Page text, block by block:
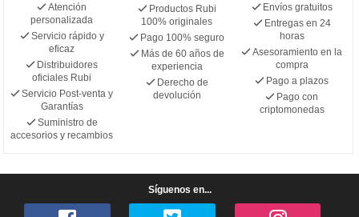
Atención
personalizada
Servicio rápido y
eficaz
Distribuidores
oficiales Rubi
Servicio Post-venta y
Garantías
Suministro de
accesorios y recambios
Productos Rubi
100% originales
Pago 100% seguro
Más de 60 años de
experiencia
Derecho de
devolución
Envíos gratuitos
Entregas en 24
horas
Asesoramiento en la
compra
Pago a plazos
Pago con
criptomonedas
Síguenos en...